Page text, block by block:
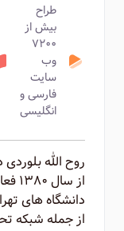
طراح
بیش از
۷۲۰۰
وب
سایت
فارسی و
انگلیسی
روح الله
از
دانشگاه های
از جمله شبکه